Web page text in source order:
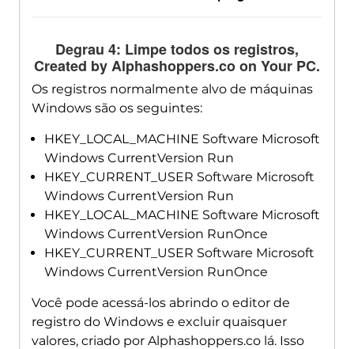
Degrau 4: Limpe todos os registros,
Created by Alphashoppers.co on Your PC.
Os registros normalmente alvo de máquinas
Windows são os seguintes:
HKEY_LOCAL_MACHINE Software Microsoft
Windows CurrentVersion Run
HKEY_CURRENT_USER Software Microsoft
Windows CurrentVersion Run
HKEY_LOCAL_MACHINE Software Microsoft
Windows CurrentVersion RunOnce
HKEY_CURRENT_USER Software Microsoft
Windows CurrentVersion RunOnce
Você pode acessá-los abrindo o editor de
registro do Windows e excluir quaisquer
valores, criado por Alphashoppers.co lá. Isso